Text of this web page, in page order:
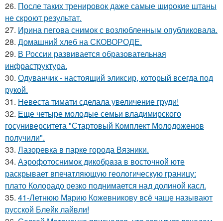
26. После таких тренировок даже самые широкие штаны
не скроют результат.
27. Ирина пегова снимок с возлюбленным опубликовала.
28. Домашний хлеб на СКОВОРОДЕ.
29. В России развивается образовательная
инфраструктура.
30. Одуванчик - настоящий эликсир, который всегда под
рукой.
31. Невеста тимати сделала увеличение груди!
32. Еще четыре молодые семьи владимирского
госуниверситета "Стартовый Комплект Молодоженов
получили".
33. Лазоревка в парке города Вязники.
34. Аэрофотоснимок дикобpaза в восточной юте
раскрывает впечатляющую геологическую границу:
плато Колорадо резко поднимается над долиной касл.
35. 41-Летнюю Марию Кожевникову всё чаще называют
русской Блейк лайвли!